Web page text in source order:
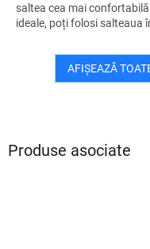
Produse asociate
saltea cea mai
ideale, poți folosi salteaua
AFIŞEAZĂ